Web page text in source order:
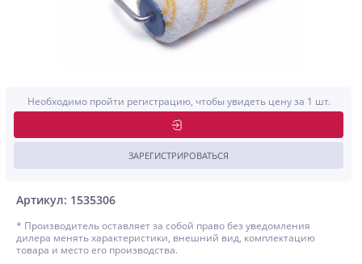
Артикул: 1535306
Необходимо пройти регистрацию, чтобы увидеть цену за 1 шт.
ЗАРЕГИСТРИРОВАТЬСЯ
* Производитель оставляет за собой право без уведомления
дилера менять характеристики, внешний вид, комплектацию
товара и место его производства.